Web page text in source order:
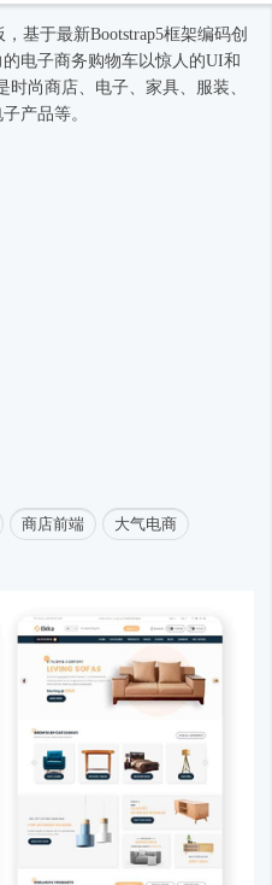
，基于最新Bootstrap5框架编码创
电子商务购物车以惊人的UI和
时尚商店、电子、家具、服装、
产品等。
商店前端 大气电商